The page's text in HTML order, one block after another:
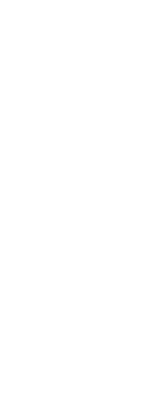
клипы из
детские
персонажей